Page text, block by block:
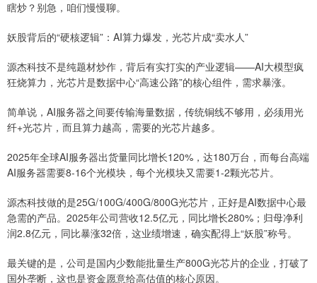
瞎炒？别急，咱们慢慢聊。
妖股背后的“硬核逻辑”：AI算力爆发，光芯片成“卖水人”
源杰科技不是纯题材炒作，背后有实打实的产业逻辑——AI大模型疯
狂烧算力，光芯片是数据中心“高速公路”的核心组件，需求暴涨。
简单说，AI服务器之间要传输海量数据，传统铜线不够用，必须用光
纤+光芯片，而且算力越高，需要的光芯片越多。
2025年全球AI服务器出货量同比增长120%，达180万台，而每台高端
AI服务器需要8-16个光模块，每个光模块又需要1-2颗光芯片。
源杰科技做的是25G/100G/400G/800G光芯片，正好是AI数据中心最
急需的产品。2025年公司营收12.5亿元，同比增长280%；归母净利
润2.8亿元，同比暴涨32倍，这业绩增速，确实配得上“妖股”称号。
最关键的是，公司是国内少数能批量生产800G光芯片的企业，打破了
国外垄断，这也是资金愿意给高估值的核心原因。